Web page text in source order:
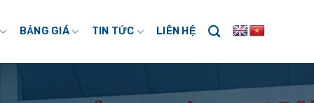
BẢNG GIÁ TIN TỨC LIÊN HỆ